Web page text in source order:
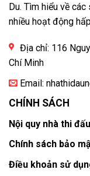
Du. Tìm hiểu về
nhiều hoạt động
Địa chỉ: 116
Chí Minh
Email:
CHÍNH SÁCH
Nội quy nhà thi đấu
Chính sách bảo
Điều khoản sử